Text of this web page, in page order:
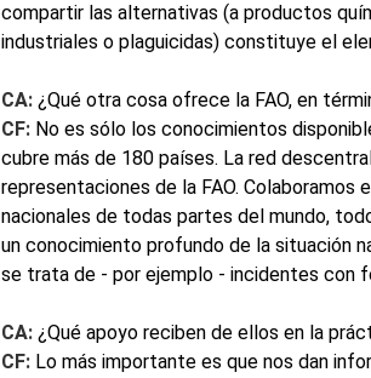
compartir las alternativas (a productos
industriales o plaguicidas) constituye el
CA:¿Qué otra cosa ofrece la FAO, en
CF:No es sólo los conocimientos
cubre más de 180 países. La red
representaciones de la FAO.
nacionales de todas partes del mundo,
un conocimiento profundo de la situación
se trata de - por ejemplo - incidentes con
CA: ¿Qué apoyo reciben de ellos en la
CF:Lo más importante es que nos dan